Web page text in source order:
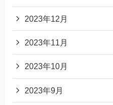
2023年12月
2023年11月
2023年10月
2023年9月